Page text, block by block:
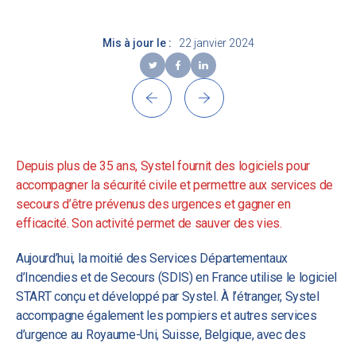
Mis à jour le : 22 janvier 2024
Depuis plus de 35 ans, Systel fournit des logiciels pour
accompagner la sécurité civile et permettre aux services de
secours d’être prévenus des urgences et gagner en
efficacité. Son activité permet de sauver des vies.
Aujourd’hui, la moitié des Services Départementaux
d’Incendies et de Secours (SDIS) en France utilise le logiciel
START conçu et développé par Systel. À l’étranger, Systel
accompagne également les pompiers et autres services
d’urgence au Royaume-Uni, Suisse, Belgique, avec des